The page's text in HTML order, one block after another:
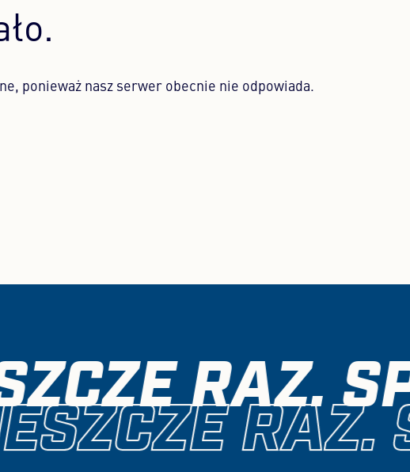
ponieważ nasz serwer obecnie nie odpowiada.
RAZ.
RAZ.